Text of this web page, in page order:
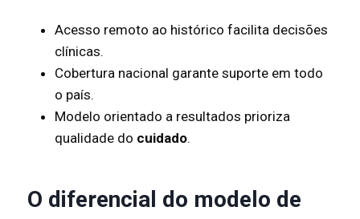
Acesso remoto ao histórico facilita decisões
clínicas.
Cobertura nacional garante suporte em todo
o país.
Modelo orientado a resultados prioriza
qualidade do cuidado.
O diferencial do modelo de